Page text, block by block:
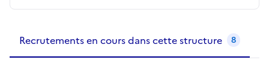
Recrutements en cours dans cette structure 8